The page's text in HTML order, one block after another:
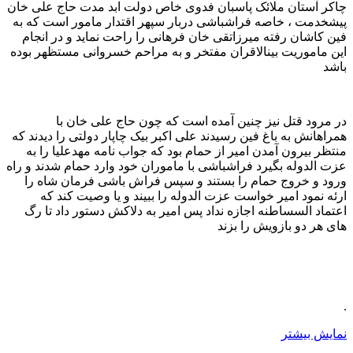
چاکر آستان ملائک پاسبان فدوی خاص دولت ابد مدت حاج علی خان
پیشخدمت ، خاصه فراشباشی دربار سپهر اقتدار مامور است که به
فین کاشان رفته میرزاتقی خان فرهانی را راحت نماید و در انجام
این ماموریت بینالاقران مفتخر و به مراحم خسروانی مستظهر بوده
باشد
در مرود قتل نیز چنین آمده است که چون حاج علی خان با
همراهانش به باغ فین رسیدند علی اکبر بیک چاپار دولتی را دیدند که
منتظر بیرون آمدن امیر از حمام بود که جواب نامه مهدعلیا را به
عزت الدوله بگیرد فراشباشی با ماموران خود وارد حمام شدند و راه
ورود و خروج حمام را بستند و سپس فراش باشی فرمان شاه را
ارئه نمود امیر خواست عزت الدوله را ببیند و یا وصیت کند که
اعتماد السساطنه اجازه نداد پس امیر به دلاکش دستور داد تا رگ
های هر دو بازویش را بزند
.
نمایش بیشتر